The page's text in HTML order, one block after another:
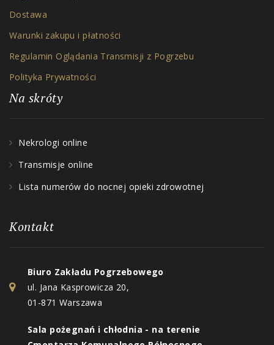
Dostawa
Warunki zakupu i płatności
Regulamin Oglądania Transmisji z Pogrzebu
Polityka Prywatności
Na skróty
Nekrologi online
Transmisje online
Lista numerów do nocnej opieki zdrowotnej
Kontakt
Biuro Zakładu Pogrzebowego
ul. Jana Kasprowicza 20,
01-871 Warszawa
Sala pożegnań i chłodnia - na terenie